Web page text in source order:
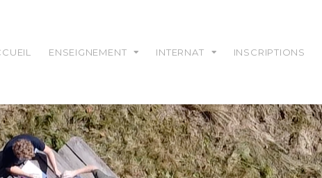
ENSEIGNEMENT INTERNAT INSCRIPTIONS